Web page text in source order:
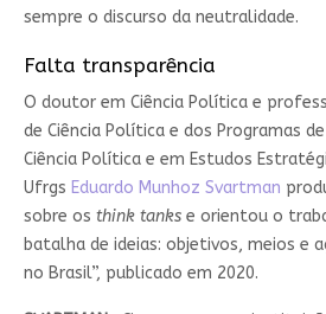
sempre o discurso da neutralidade.
Falta transparência
O doutor em Ciência Política e
de Ciência Política e dos Programas
Ciência Política e em Estudos
Ufrgs Eduardo Munhoz Svartman
sobre os think tankse orientou o
batalha de ideias: objetivos, meios e
no Brasil”, publicado em 2020.